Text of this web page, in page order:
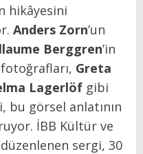
hikâyesini
Anders Zorn’un
Berggren’in
Greta
Lagerlöf gibi
görsel anlatının
İBB Kültür ve
sergi, 30